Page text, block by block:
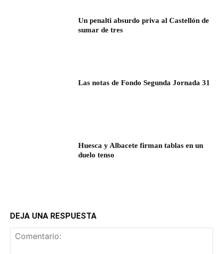
Un penalti absurdo priva al Castellón de
sumar de tres
Las notas de Fondo Segunda Jornada 31
Huesca y Albacete firman tablas en un
duelo tenso
DEJA UNA RESPUESTA